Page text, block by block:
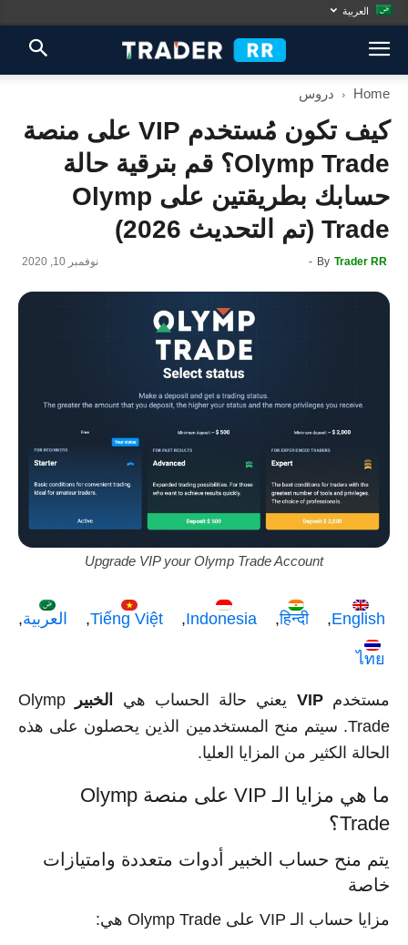
العربية
Home دروس
كيف تكون مُستخدم VIP على منصة
Olymp Trade؟ قم بترقية حالة
حسابك بطريقتين على Olymp
Trade (تم التحديث 2026)
By Trader RR
- نوفمبر 10, 2020
Upgrade VIP your Olymp Trade Account
English
हिन्दी
Indonesia
Tiếng Việt العربية
ไทย
مستخدمVIP يعني حالة الحساب هي الخبير
Olymp
Trade. سيتم منح المستخدمين الذين يحصلون على هذه
الحالة الكثير من المزايا العليا.
ما هي مزايا الـ VIP على منصة Olymp
Trade؟
يتم منح حساب الخبير أدوات متعددة وامتيازات
خاصة
مزايا حساب الـ VIP على Olymp Trade هي: